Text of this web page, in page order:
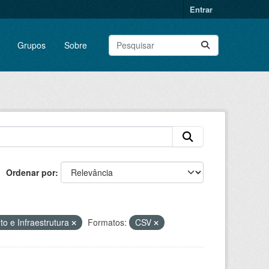
Entrar
Grupos Sobre
Ordenar por
e Infraestrutura Formatos: CSV